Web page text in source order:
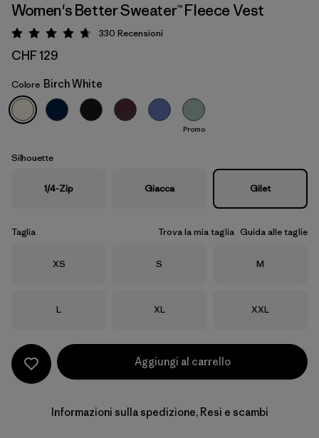
Birch White
Women's Better Sweater™ Fleece Vest
Valutazione: 4.7 / 5
330 Recensioni
CHF 129
Colore Birch White
Promo
Silhouette
1/4-Zip Giacca Gilet
Taglia Trova la mia taglia Guida alle taglie
Taglia
XS Taglia
S Taglia
M
Taglia
L Taglia
XL Taglia
XXL
Aggiungi al carrello
Informazioni sulla spedizione, Resi e scambi